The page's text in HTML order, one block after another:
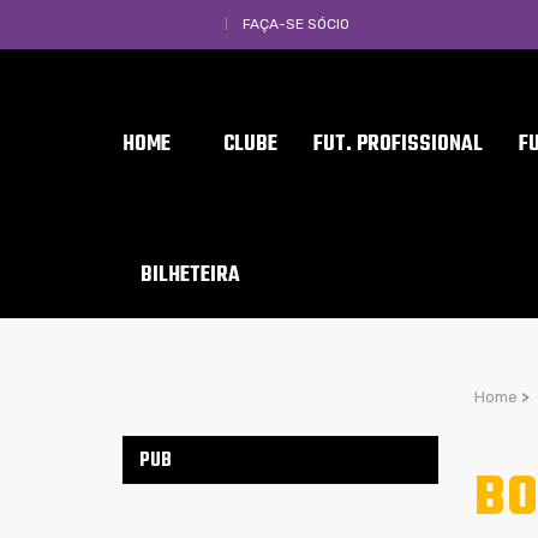
FAÇA-SE SÓCIO
HOME CLUBE FUT. PROFISSIONAL
BILHETEIRA
Home >
PUB